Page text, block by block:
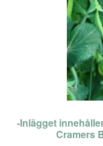
-Inlägget
Cramers